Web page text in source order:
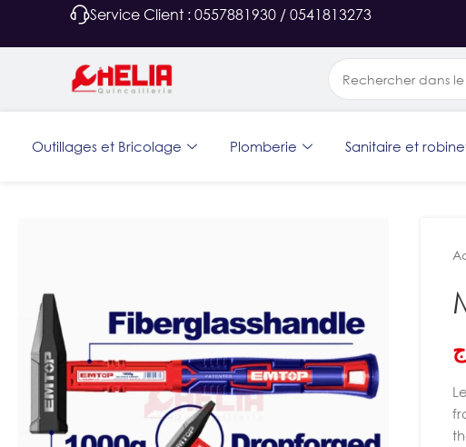
Service Client : 0557881930 / 0541813273
Outillages et Bricolage Plomberie Sanitaire et
Le